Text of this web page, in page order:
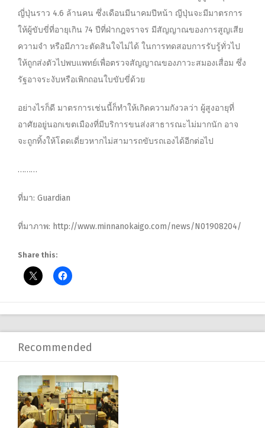
ญี่ปุ่นราว 4.6 ล้านคน ซึ่งเดือนมีนาคมปีหน้า ญีปุ่นจะมีมาตรการ
ให้ผู้ขับขี่ที่อายุเกิน 74 ปีที่ฝ่ากฎจราจร มีสัญญาณของการสูญเสีย
ความจำ หรือมีภาวะตัดสินใจไม่ได้ ในการทดสอบการรับรู้ทั่วไป
ให้ถูกส่งตัวไปพบแพทย์เพื่อตรวจสัญญาณของภาวะสมองเสื่อม ซึ่ง
รัฐอาจระงับหรือเพิกถอนใบขับขี่ด้วย
อย่างไรก็ดี มาตรการเช่นนี้ก็ทำให้เกิดความกังวลว่า ผู้สูงอายุที่
อาศัยอยู่นอกเขตเมืองที่มีบริการขนส่งสาธารณะไม่มากนัก อาจ
จะถูกทิ้งให้โดดเดี่ยวหากไม่สามารถขับรถเองได้อีกต่อไป
………
ที่มา: Guardian
ที่มาภาพ: http://www.minnanokaigo.com/news/N01908204/
Share this:
Recommended